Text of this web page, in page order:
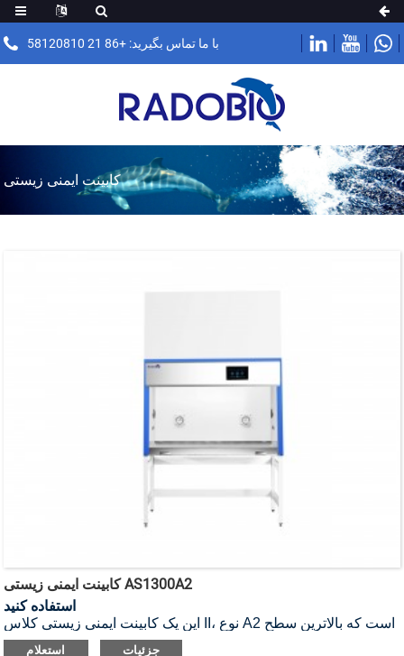
با ما تماس بگیرید: +86 21 58120810
کابینت ایمنی زیستی
کابینت ایمنی زیستی AS1300A2
استفاده کنید
این یک کابینت ایمنی زیستی کلاس II، نوع A2 است که بالاترین سطح
استعلام جزئیات